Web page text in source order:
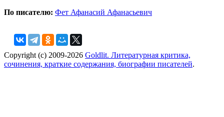
По писателю: Фет Афанасий Афанасьевич
Copyright (c) 2009-2026 Goldlit. Литературная критика,
сочинения, краткие содержания, биографии писателей.